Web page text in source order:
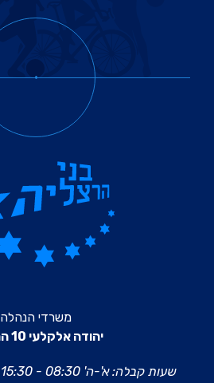
משרדי הנהלה
יהודה אלקלעי 10 הרצליה
שעות קבלה: א'-ה' 08:30 - 15:30